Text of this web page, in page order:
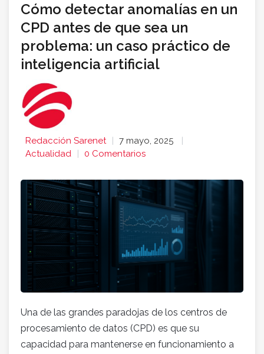
Cómo detectar anomalías en un
CPD antes de que sea un
problema: un caso práctico de
inteligencia artificial
Redacción Sarenet
7 mayo, 2025
Actualidad
0 Comentarios
Una de las grandes paradojas de los centros de
procesamiento de datos (CPD) es que su
capacidad para mantenerse en funcionamiento a